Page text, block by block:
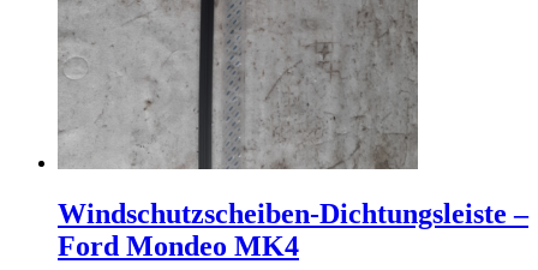
Windschutzscheiben-Dichtungsleiste –
Ford Mondeo MK4